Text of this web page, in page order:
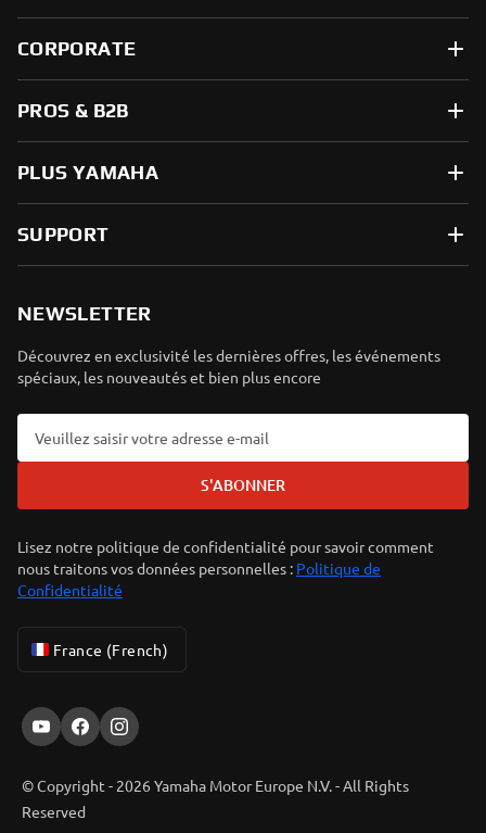
CORPORATE
PROS & B2B
PLUS YAMAHA
SUPPORT
NEWSLETTER
Découvrez en exclusivité les dernières offres, les événements
spéciaux, les nouveautés et bien plus encore
S'ABONNER
Lisez notre politique de confidentialité pour savoir comment
nous traitons vos données personnelles : Politique de
Confidentialité
France (French)
© Copyright - 2026 Yamaha Motor Europe N.V. - All Rights
Reserved